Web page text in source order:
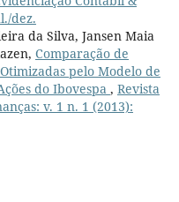
dez.
da Silva, Jansen Maia
Comparação de
pelo Modelo de
do Ibovespa , Revista
v. 1 n. 1 (2013):